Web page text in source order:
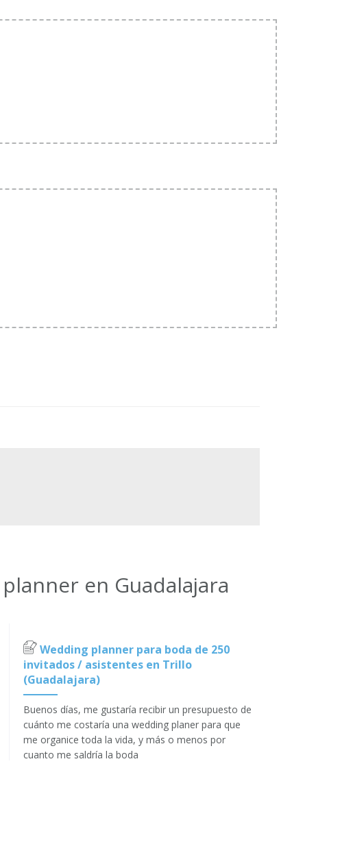
en Guadalajara
Wedding planner para boda de 250
invitados / asistentes en Trillo
(Guadalajara)
Buenos días, me gustaría recibir un presupuesto de
cuánto me costaría una wedding planer para que
me organice toda la vida, y más o menos por
cuanto me saldría la boda